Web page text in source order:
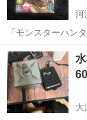
河
「モンスターハン
滋賀 彦根市
大